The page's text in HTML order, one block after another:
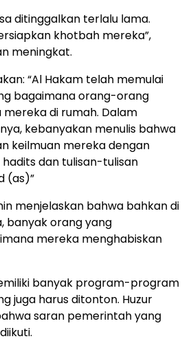
ditinggalkan terlalu lama.
khotbah mereka”,
meningkat.
“Al Hakam telah memulai
bagaimana orang-orang
di rumah. Dalam
kebanyakan menulis bahwa
keilmuan mereka dengan
dan tulisan-tulisan
(as)”
menjelaskan bahwa bahkan di
banyak orang yang
mereka menghabiskan
banyak program-program
juga harus ditonton. Huzur
saran pemerintah yang